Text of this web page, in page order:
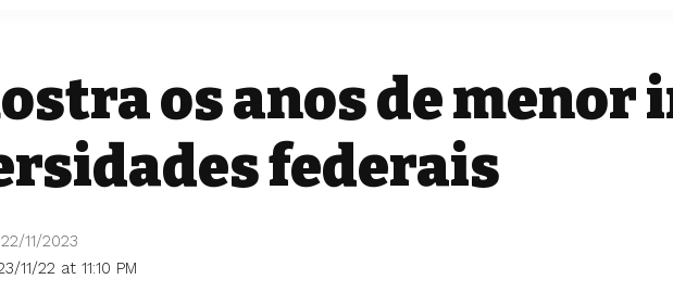
os anos de
federais
11/22 at 11:10 PM
11/2023